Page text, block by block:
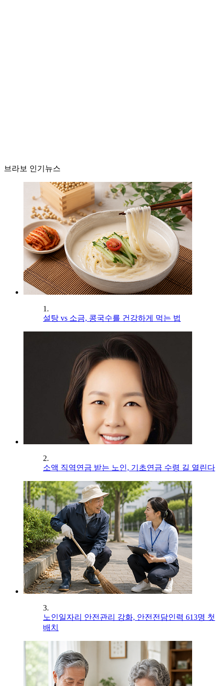
브라보 인기뉴스
1.
설탕 vs 소금, 콩국수를 건강하게 먹는 법
2.
소액 직역연금 받는 노인, 기초연금 수령 길 열린다
3.
노인일자리 안전관리 강화, 안전전담인력 613명 첫
배치